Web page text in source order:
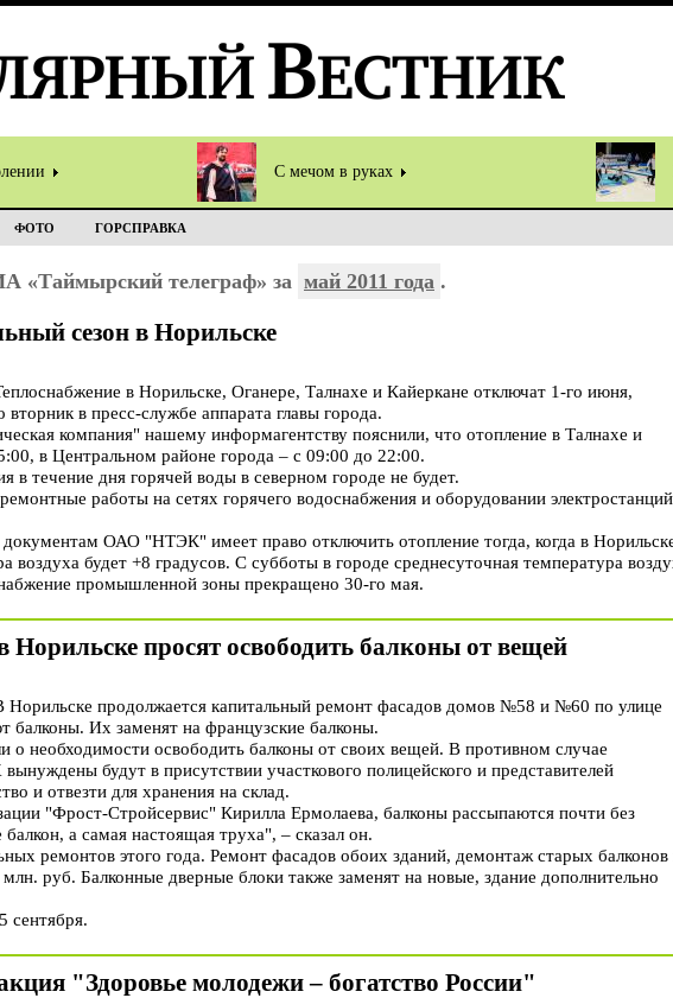
С мечом в руках
ФОТО ГОРСПРАВКА
«Таймырский телеграф» за май 2011 года .
сезон в Норильске
в Норильске, Оганере, Талнахе и Кайеркане отключат 1-го июня,
в пресс-службе аппарата главы города.
компания" нашему информагентству пояснили, что отопление в Талнахе и
в Центральном районе города – с 09:00 до 22:00.
течение дня горячей воды в северном городе не будет.
работы на сетях горячего водоснабжения и оборудовании электростанций
ОАО "НТЭК" имеет право отключить отопление тогда, когда в
воздуха будет +8 градусов. С субботы в городе среднесуточная температура
промышленной зоны прекращено 30-го мая.
просят освободить балконы от вещей
продолжается капитальный ремонт фасадов домов №58 и №60 по улице
Их заменят на французские балконы.
о необходимости освободить балконы от своих вещей. В противном случае
будут в присутствии участкового полицейского и представителей
и отвезти для хранения на склад.
"Фрост-Стройсервис" Кирилла Ермолаева, балконы рассыпаются почти без
а самая настоящая труха", – сказал он.
ремонтов этого года. Ремонт фасадов обоих зданий, демонтаж старых балконов
руб. Балконные дверные блоки также заменят на новые, здание дополнительно
сентября.
"Здоровье молодежи – богатство России"